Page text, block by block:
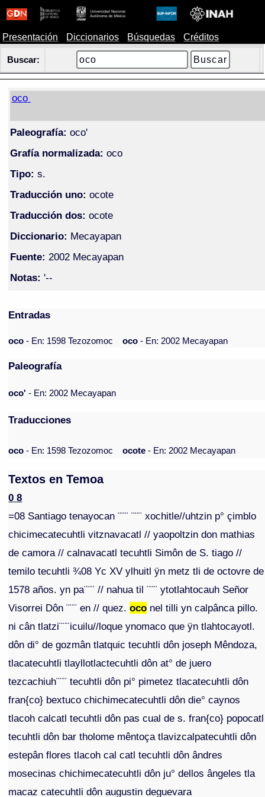
Presentación Diccionarios Búsquedas Créditos
Buscar:
oco
Paleografía: oco'
Grafía normalizada: oco
Tipo: s.
Traducción uno: ocote
Traducción dos: ocote
Diccionario: Mecayapan
Fuente: 2002 Mecayapan
Notas: '--
Entradas
oco- En: 1598 Tezozomoc oco- En: 2002 Mecayapan
Paleografía
oco' - En: 2002 Mecayapan
Traducciones
oco - En: 1598 Tezozomoc ocote - En: 2002 Mecayapan
Textos en Temoa
0 8
=08 Santiago tenayocan ¨¨¨ ¨¨¨ xochitle//uhtzin p° çimblo
chicimecatecuhtli vitznavacatl // yaopoltzin don mathias
de camora // calnavacatl tecuhtli Simôn de S. tiago //
temilo tecuhtli ¾08 Yc XV ylhuitl ÿn metz tli de octovre de
1578 años. yn pa¨¨¨ // nahua til ¨¨¨ ytotlahtocauh Señor
Visorrei Dôn ¨¨¨ en // quez.oco nel tilli yn calpânca pillo.
ni cân tlatzi¨¨¨icuilu//loque ynomaco que ÿn tlahtocayotl.
dôn di° de gozmân tlatquic tecuhtli dôn joseph Mêndoza,
tlacatecuhtli tlayllotlactecuhtli dôn at° de juero
tezcachiuh¨¨¨ tecuhtli dôn pi° pimetez tlacatecuhtli dôn
fran{co} bextuco chichimecatecuhtli dôn die° caynos
tlacoh calcatl tecuhtli dôn pas cual de s. fran{co} popocatl
tecuhtli dôn bar tholome mêntoça tlavizcalpatecuhtli dôn
estepân flores tlacoh cal catl tecuhtli dôn ândres
mosecinas chichimecatecuhtli dôn ju° dellos ângeles tla
macaz catecuhtli dôn augustin deguevara